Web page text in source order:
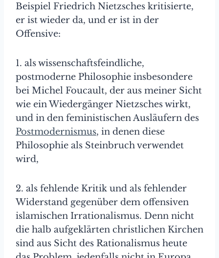
Beispiel Friedrich Nietzsches kritisierte,
er ist wieder da, und er ist in der
Offensive:
1. als wissenschaftsfeindliche,
postmoderne Philosophie insbesondere
bei Michel Foucault, der aus meiner Sicht
wie ein Wiedergänger Nietzsches wirkt,
und in den feministischen Ausläufern des
Postmodernismus, in denen diese
Philosophie als Steinbruch verwendet
wird,
2. als fehlende Kritik und als fehlender
Widerstand gegenüber dem offensiven
islamischen Irrationalismus. Denn nicht
die halb aufgeklärten christlichen Kirchen
sind aus Sicht des Rationalismus heute